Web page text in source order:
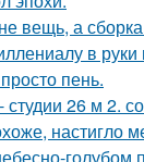
вещь, а
в
пень.
студии 26 м 2.
настигло